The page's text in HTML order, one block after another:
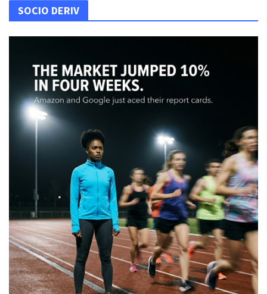
SOCIO DERIV